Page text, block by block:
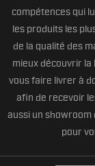
compétences qui
les produits les
de la qualité des
mieux découvrir la
vous faire livrer à
afin de recevoir
aussi un showroom
pour